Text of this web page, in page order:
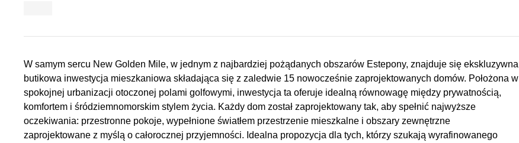
W samym sercu New Golden Mile, w jednym z najbardziej pożądanych obszarów Estepony, znajduje się ekskluzywna
butikowa inwestycja mieszkaniowa składająca się z zaledwie 15 nowocześnie zaprojektowanych domów. Położona w
spokojnej urbanizacji otoczonej polami golfowymi, inwestycja ta oferuje idealną równowagę między prywatnością,
komfortem i śródziemnomorskim stylem życia. Każdy dom został zaprojektowany tak, aby spełnić najwyższe
oczekiwania: przestronne pokoje, wypełnione światłem przestrzenie mieszkalne i obszary zewnętrzne
zaprojektowane z myślą o całorocznej przyjemności. Idealna propozycja dla tych, którzy szukają wyrafinowanego